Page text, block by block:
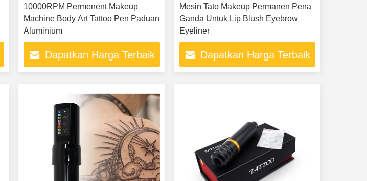
10000RPM Permenent Makeup
Machine Body Art Tattoo Pen Paduan
Aluminium
Dapatkan Harga Terbaik
Mesin Tato Makeup Permanen Pena
Ganda Untuk Lip Blush Eyebrow
Eyeliner
Dapatkan Harga Terbaik